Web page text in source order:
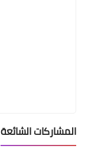
المشاركات الشائعة